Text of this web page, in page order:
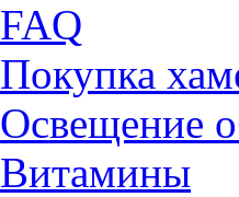
FAQ
Покупка
Освещение
Витамины